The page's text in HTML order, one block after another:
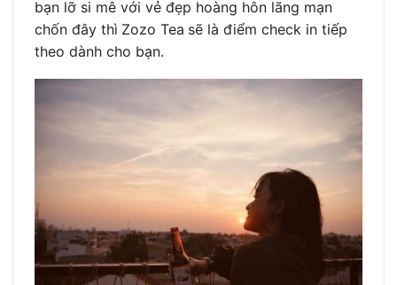
bạn lỡ si mê với vẻ đẹp hoàng hôn lãng mạn
chốn đây thì Zozo Tea sẽ là điểm check in tiếp
theo dành cho bạn.